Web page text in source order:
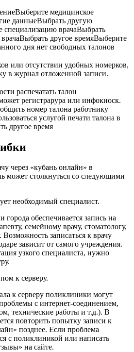
Выберите медицинское
данныеВыбрать другую
специализацию врачаВыбрать
Выбрать другое времяВыберите
дня нет свободных талонов
или отсутствии удобных номерков,
в журнал отложенной записи.
распечатать талон
регистрарура или инфокиоск.
номер талона работнику
услугой печати талона в
другое время
через «кубань онлайн» в
может столкнуться со следующими
необходимый специалист.
обеспечивается запись на
семейному врачу, стоматологу,
Возможность записаться к врачу
зависит от самого учреждения.
узкого специалиста, нужно
к серверу.
к серверу поликлиники могут
с интернет-соединением,
технические работы и т.д.). В
повторить попытку записи к
позднее. Если проблема
с поликлиникой или написать
на сайте.